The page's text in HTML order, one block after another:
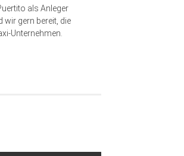
als Anleger
gern bereit, die
Unternehmen.